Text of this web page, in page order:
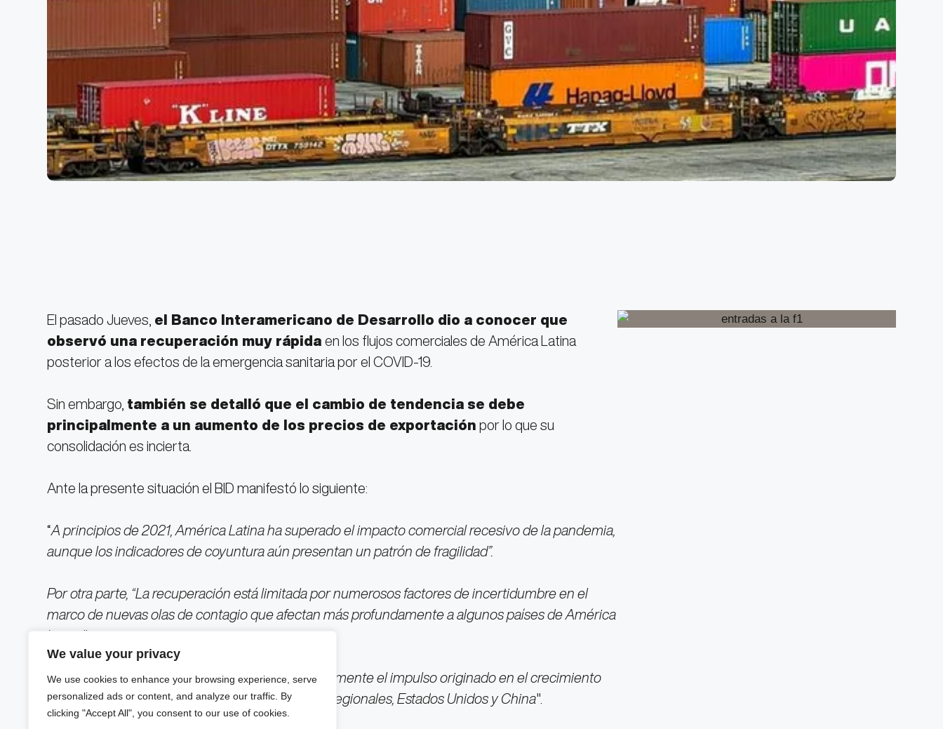
We value your privacy
We use cookies to enhance your browsing experience, serve
personalized ads or content, and analyze our traffic. By
clicking "Accept All", you consent to our use of cookies.
El pasado Jueves, el Banco Interamericano de Desarrollo dio a conocer que
observó una recuperación muy rápidaen los flujos comerciales de América Latina
posterior a los efectos de la emergencia sanitaria por el COVID-19.
Sin embargo, también se detalló que el cambio de tendencia se debe
principalmente a un aumento de los precios de exportación por lo que su
consolidación es incierta.
Ante la presente situación el BID manifestó lo siguiente:
“A principios de 2021, América Latina ha superado el impacto comercial recesivo de la pandemia,
aunque los indicadores de coyuntura aún presentan un patrón de fragilidad”.
Por otra parte, “La recuperación está limitada por numerosos factores de incertidumbre en el
marco de nuevas olas de contagio que afectan más profundamente a algunos países de América
Latina ".
“Asimismo, la región no está aprovechando plenamente el impulso originado en el crecimiento
de sus dos principales socios comerciales extrarregionales, Estados Unidos y China".